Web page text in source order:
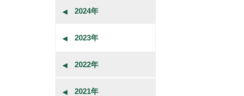
2024年
2023年
2022年
2021年